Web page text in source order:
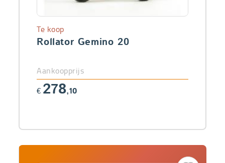
Rollator Gemino 20
Te koop
Aankoopprijs
€ 278,10